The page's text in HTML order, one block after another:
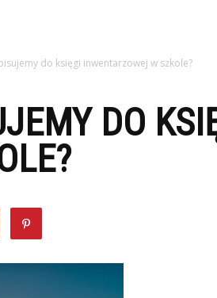
do księgi inwentarzowej w szkole?
DO